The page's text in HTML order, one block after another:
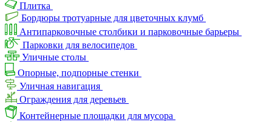
Плитка
Бордюры тротуарные для цветочных клумб
Антипарковочные столбики и парковочные барьеры
Парковки для велосипедов
Уличные столы
Опорные, подпорные стенки
Уличная навигация
Ограждения для деревьев
Контейнерные площадки для мусора